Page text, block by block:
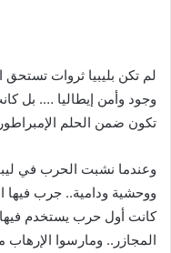
لم تكن بليبيا ثروات تستحق
وجود وأمن إيطاليا …. بل
تكون ضمن الحلم
وعندما نشبت الحرب في
ووحشية ودامية.. جرب فيها
كانت أول حرب يستخدم فيها
المجازر.. ومارسوا